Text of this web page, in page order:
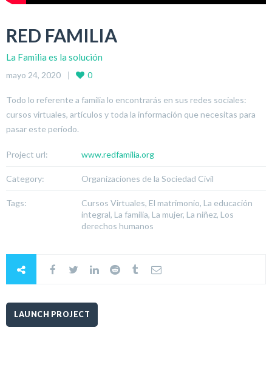
RED FAMILIA
La Familia es la solución
mayo 24, 2020 0
Todo lo referente a familia lo encontrarás en sus redes sociales:
cursos virtuales, artículos y toda la información que necesitas para
pasar este período.
Project url: www.redfamilia.org
Category: Organizaciones de la Sociedad Civil
Tags:
Cursos Virtuales, El matrimonio, La educación
integral, La familia, La mujer, La niñez, Los
derechos humanos
LAUNCH PROJECT